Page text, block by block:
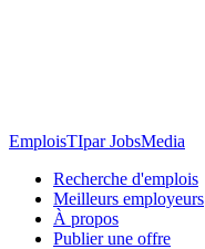
EmploisTIpar JobsMedia
Recherche d'emplois
Meilleurs employeurs
À propos
Publier une offre